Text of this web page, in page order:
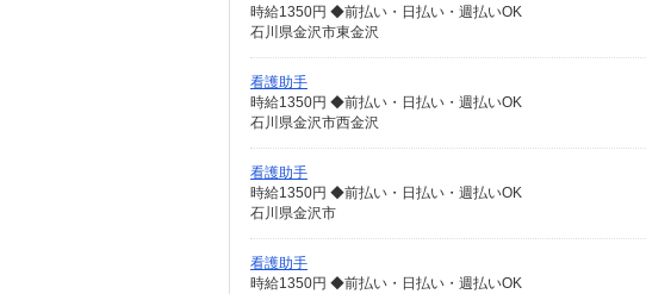
時給1350円 ◆前払い・日払い・週払いOK
石川県金沢市東金沢
看護助手
時給1350円 ◆前払い・日払い・週払いOK
石川県金沢市西金沢
看護助手
時給1350円 ◆前払い・日払い・週払いOK
石川県金沢市
看護助手
時給1350円 ◆前払い・日払い・週払いOK